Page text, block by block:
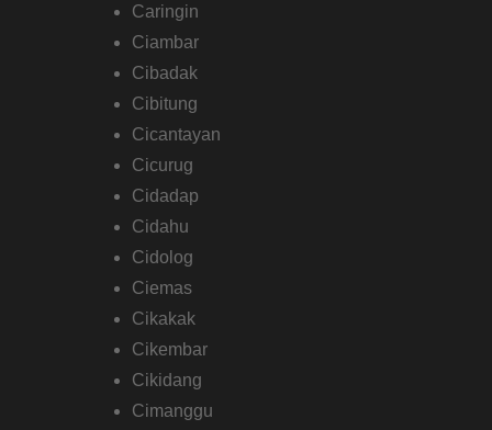
Caringin
Ciambar
Cibadak
Cibitung
Cicantayan
Cicurug
Cidadap
Cidahu
Cidolog
Ciemas
Cikakak
Cikembar
Cikidang
Cimanggu